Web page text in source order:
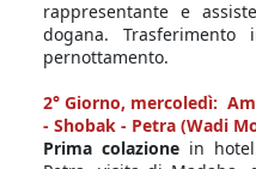
rappresentante e
dogana.
pernottamento.
2° Giorno, mercoledì:
- Shobak - Petra (Wadi
Prima colazione in